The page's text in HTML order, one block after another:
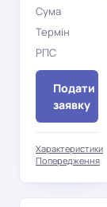
Сума
Термін
РПС
Подати
заявку
Характеристики
Попередження